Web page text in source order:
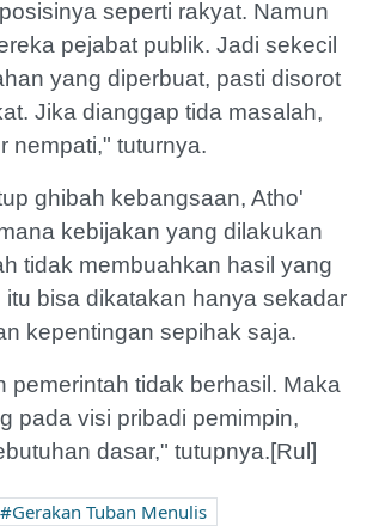
seperti rakyat. Namun
pejabat publik. Jadi sekecil
yang diperbuat, pasti disorot
Jika dianggap tida masalah,
nempati," tuturnya.
ghibah kebangsaan, Atho'
kebijakan yang dilakukan
tidak membuahkan hasil yang
itu bisa dikatakan hanya sekadar
kepentingan sepihak saja.
pemerintah tidak berhasil. Maka
pada visi pribadi pemimpin,
dasar," tutupnya.[Rul]
Gerakan Tuban Menulis